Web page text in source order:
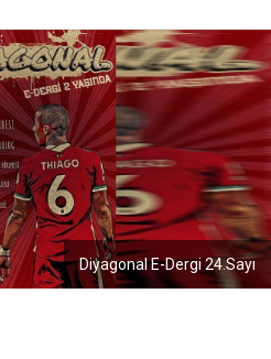
Diyagonal E-Dergi 24.Sayı